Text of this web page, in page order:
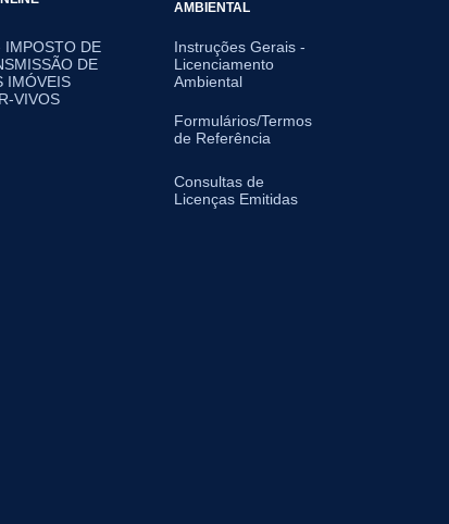
IMPOSTO DE
DE
IMÓVEIS
VIVOS
AMBIENTAL
Instruções Gerais -
Licenciamento
Ambiental
Formulários/Termos
de Referência
Consultas de
Licenças Emitidas